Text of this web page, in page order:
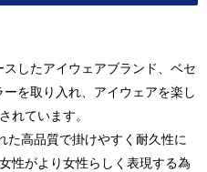
したアイウェアブランド、ベセ
を取り入れ、アイウェアを楽し
れています。
た高品質で掛けやすく耐久性に
性がより女性らしく表現する為